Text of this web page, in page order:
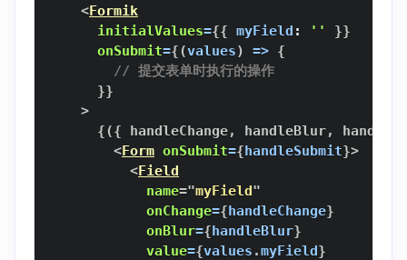
<Formik
initialValues={{ myField : '' }}
onSubmit={(values) => {
// 提交表单时执行的操作
}}
>
{({ handleChange, handleBlur,
<Form onSubmit={handleSubmit}>
<Field
name="myField"
onChange={handleChange}
onBlur={handleBlur}
value={values .myField}